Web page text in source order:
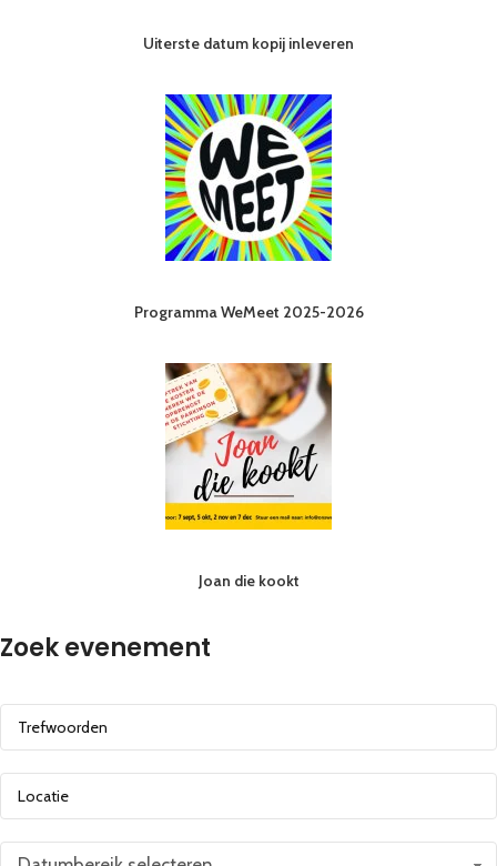
Uiterste datum kopij inleveren
Programma WeMeet 2025-2026
Joan die kookt
Zoek evenement